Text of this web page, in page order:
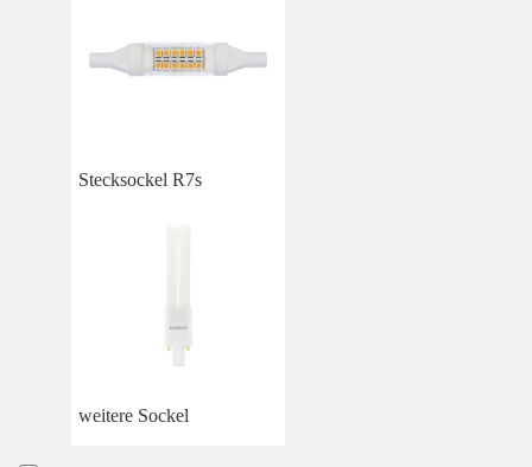
Stecksockel R7s
weitere Sockel